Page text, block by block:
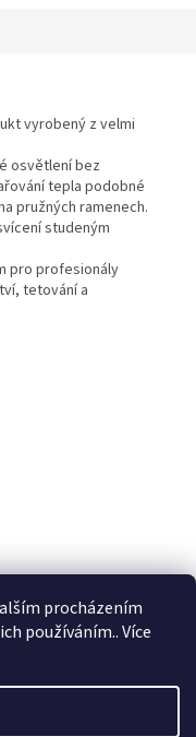
procházením
používáním.. Více
vyrobený z velmi
osvětlení bez
tepla podobné
pružných ramenech.
studeným
pro profesionály
tetování a